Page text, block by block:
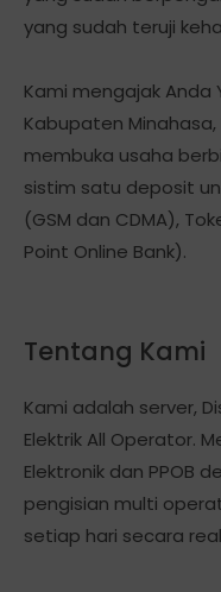
yang sudah teruji
Kami mengajak Anda
Kabupaten Minahasa,
membuka usaha
sistim satu deposit
(GSM dan CDMA),
Point Online Bank).
Tentang Kami
Kami adalah server,
Elektrik All Operator.
Elektronik dan PPOB
pengisian multi
setiap hari secara